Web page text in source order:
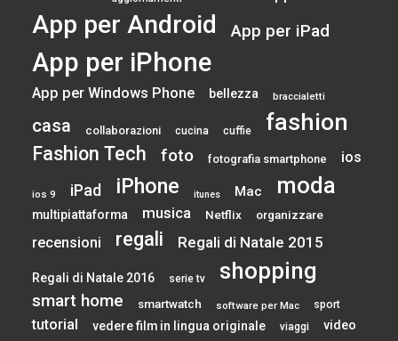
App per Android App per iPad
App per iPhone
App per Windows Phone bellezza braccialetti
casa collaborazioni cucina cuffie fashion
Fashion Tech foto fotografia smartphone ios
ios 9 iPad iPhone itunes Mac moda
multipiattaforma musica Netflix organizzare
recensioni regali Regali di Natale 2015
Regali di Natale 2016 serie tv shopping
smart home smartwatch software per Mac sport
tutorial vedere film in lingua originale viaggi video